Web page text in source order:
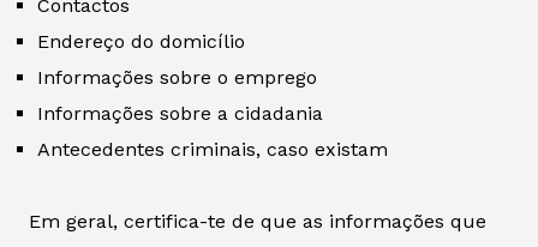
Contactos
Endereço do domicílio
Informações sobre o emprego
Informações sobre a cidadania
Antecedentes criminais, caso existam
Em geral, certifica-te de que as informações que